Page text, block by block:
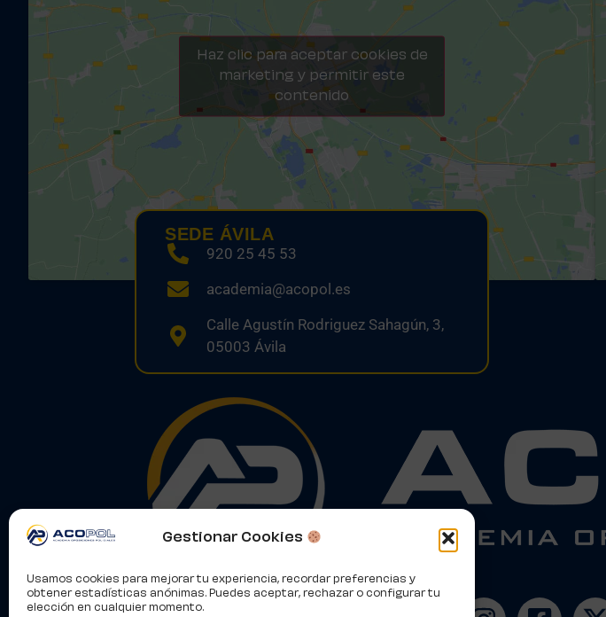
Gestionar Cookies
Usamos cookies para mejorar tu experiencia, recordar preferencias y
obtener estadísticas anónimas. Puedes aceptar, rechazar o configurar tu
elección en cualquier momento.
Haz clic para aceptar cookies de
marketing y permitir este
contenido
SEDE ÁVILA
920 25 45 53
academia@acopol.es
Calle Agustín Rodriguez Sahagún, 3,
05003 Ávila